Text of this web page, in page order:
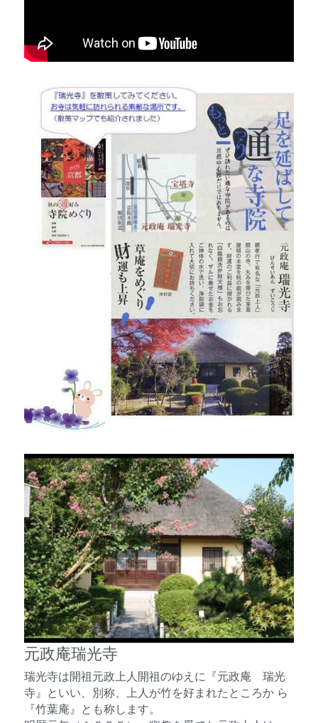
元政庵瑞光寺
瑞光寺は開祖元政上人開祖のゆえに『元政庵　瑞光
寺』といい、別称、上人が竹を好まれたところか ら
『竹葉庵』とも称します。